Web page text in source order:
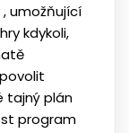
umožňující
kdykoli,
tajný plán
program